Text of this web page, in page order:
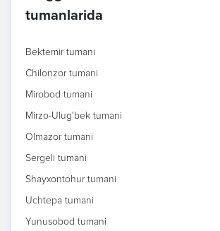
tumanlarida
Bektemir tumani
Chilonzor tumani
Mirobod tumani
Mirzo-Ulug'bek tumani
Olmazor tumani
Sergeli tumani
Shayxontohur tumani
Uchtepa tumani
Yunusobod tumani